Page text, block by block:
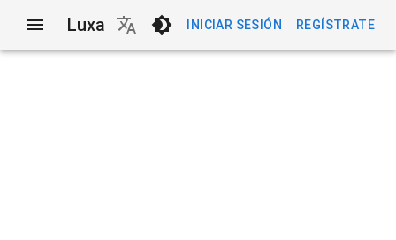
Luxa INICIAR SESIÓN REGÍSTRATE